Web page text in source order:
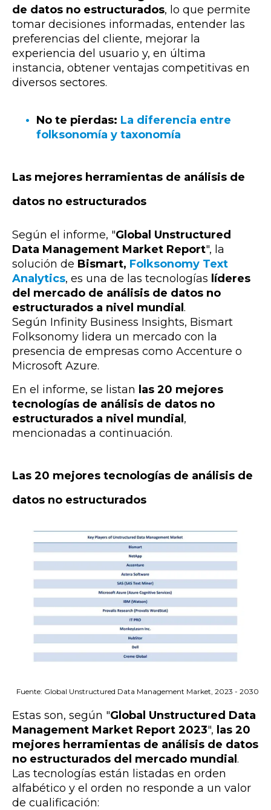
de datos no estructurados, lo que permite
tomar decisiones informadas, entender las
preferencias del cliente, mejorar la
experiencia del usuario y, en última
instancia, obtener ventajas competitivas en
diversos sectores.
No te pierdas: La diferencia entre
folksonomía y taxonomía
Las mejores herramientas de análisis de
datos no estructurados
Según el informe, "Global Unstructured
Data Management Market Report", la
solución de Bismart, Folksonomy Text
Analytics, es una de las tecnologías líderes
del mercado de análisis de datos no
estructurados a nivel mundial .
Según Infinity Business Insights, Bismart
Folksonomy lidera un mercado con la
presencia de empresas como Accenture o
Microsoft Azure.
En el informe, se listan las 20 mejores
tecnologías de análisis de datos no
estructurados a nivel mundial ,
mencionadas a continuación.
Las 20 mejores tecnologías de análisis de
datos no estructurados
Fuente: Global Unstructured Data Management Market, 2023 - 2030
Estas son, según "Global Unstructured Data
Management Market Report 2023", las 20
mejores herramientas de análisis de datos
no estructurados del mercado mundial .
Las tecnologías están listadas en orden
alfabético y el orden no responde a un valor
de cualificación: